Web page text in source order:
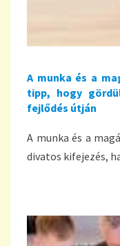
A munka és a
tipp, hogy
fejlődés útján
A munka és a
divatos kifejezés,